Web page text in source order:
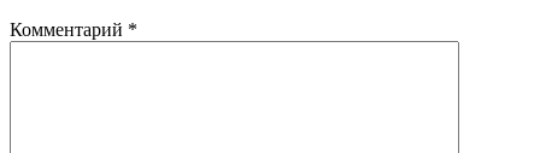
Комментарий *